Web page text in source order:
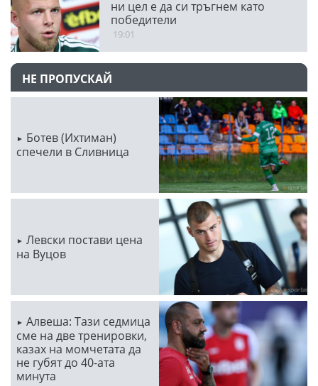
ни цел е да си тръгнем като
победители
19:01
НЕ ПРОПУСКАЙ
Ботев (Ихтиман)
спечели в Сливница
Левски постави цена
на Вуцов
Алвеша: Тази седмица
сме на две тренировки,
казах на момчетата да
не губят до 40-ата
минута